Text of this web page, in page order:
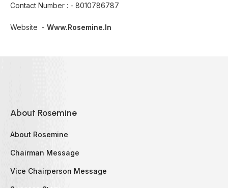
Contact Number : - 8010786787
Website - Www.rosemine.in
About Rosemine
About Rosemine
Chairman Message
Vice Chairperson Message